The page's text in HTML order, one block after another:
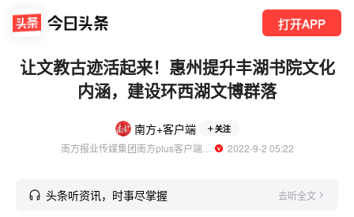
打开APP
让文教古迹活起来！惠州提升丰湖书院文化
内涵，建设环西湖文博群落
南方+客户端 关注
南方报业传媒集团南方plus客户端官方账号
  2022-9-2 05:22
头条听资讯，时事尽掌握 去听全文